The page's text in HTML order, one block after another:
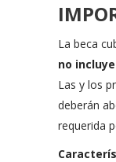
La beca
no
Las y los
deberán
requerida